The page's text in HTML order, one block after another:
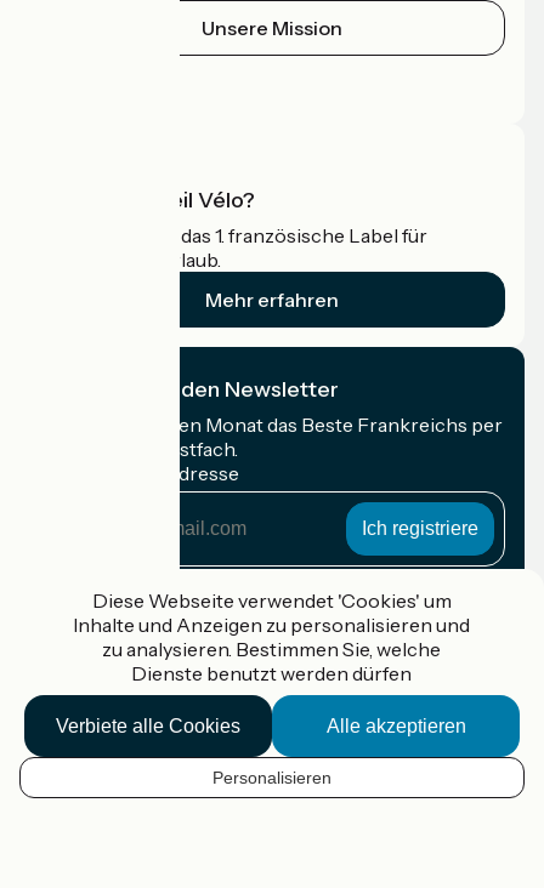
DE
Unsere Mission
Was ist Accueil Vélo?
Accueil Vélo ist das 1. französische Label für
Radfahrer im Urlaub.
Mehr erfahren
Ich abonniere den Newsletter
Erhalten Sie jeden Monat das Beste Frankreichs per
Rad in Ihrem Postfach.
Meine E-Mail-Adresse
Adresse
Gefördert im Rahmen von Destination France
Accueil Vélo Pro
Kontakt
Rechtliche Informationen
Diese Webseite verwendet 'Cookies' um
Inhalte und Anzeigen zu personalisieren und
zu analysieren. Bestimmen Sie, welche
Dienste benutzt werden dürfen
Alle akzeptieren
Verbiete alle Cookies
Personalisieren